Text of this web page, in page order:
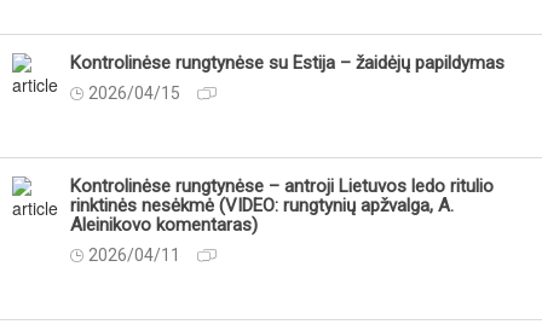
Kontrolinėse rungtynėse su Estija – žaidėjų papildymas
2026/04/15
Kontrolinėse rungtynėse – antroji Lietuvos ledo ritulio
rinktinės nesėkmė (VIDEO: rungtynių apžvalga, A.
Aleinikovo komentaras)
2026/04/11